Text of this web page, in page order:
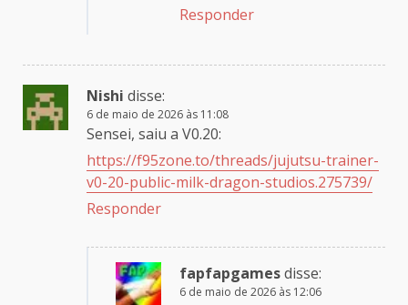
Responder
Nishi disse:
6 de maio de 2026 às 11:08
Sensei, saiu a V0.20:
https://f95zone.to/threads/jujutsu-trainer-
v0-20-public-milk-dragon-studios.275739/
Responder
fapfapgamesdisse:
6 de maio de 2026 às 12:06